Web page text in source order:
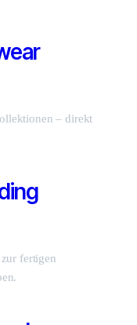
– direkt
fertigen